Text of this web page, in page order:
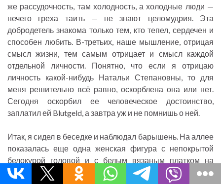
же рассудочность, там холодность, а холодные люди —
нечего греха таить — не знают целомудрия. Эта
добродетель знакома только тем, кто тепел, сердечен и
способен любить. В-третьих, наше мышление, отрицая
смысл жизни, тем самым отрицает и смысл каждой
отдельной личности. Понятно, что если я отрицаю
личность какой-нибудь Натальи Степановны, то для
меня решительно всё равно, оскорблена она или нет.
Сегодня оскорбил ее человеческое достоинство,
заплатил ей Blutgeld, а завтра уж и не помнишь о ней.
Итак, я сидел в беседке и наблюдал барышень. На аллее
показалась еще одна женская фигура с непокрытой
белокурой головой и с белым вязаным платком на
плечах. Она погуляла по аллее, потом вошла в беседку